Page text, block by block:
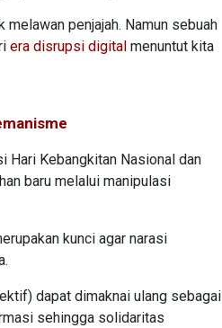
penjajah. Namun sebuah
era disrupsi digital menuntut kita
Hari Kebangkitan Nasional dan
baru melalui manipulasi
kunci agar narasi
dapat dimaknai ulang sebagai
sehingga solidaritas